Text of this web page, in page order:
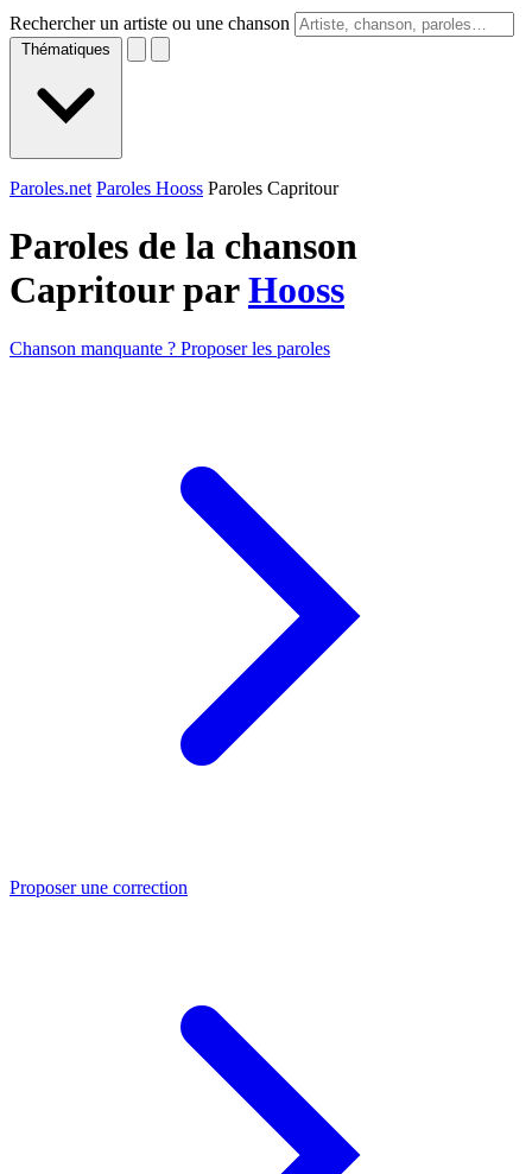
Rechercher un artiste ou une chanson
Thématiques
Paroles.net Paroles Hooss Paroles Capritour
Paroles de la chanson
Capritour parHooss
Chanson manquante ? Proposer les paroles
Proposer une correction